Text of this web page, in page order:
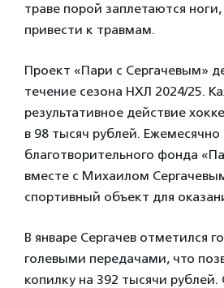
траве порой заплетаются
привести к травмам.
Проект «Пари с Сергачевым»
течение сезона НХЛ 2024/25.
результативное действие
в 98 тысяч рублей.
благотворительного фонда
вместе с Михаилом
спортивный объект для
В январе Сергачев отметился
голевыми передачами, что
копилку на 392 тысячи рублей.